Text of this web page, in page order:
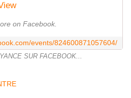
on Facebook.
events/824600871057604/
SUR FACEBOOK...